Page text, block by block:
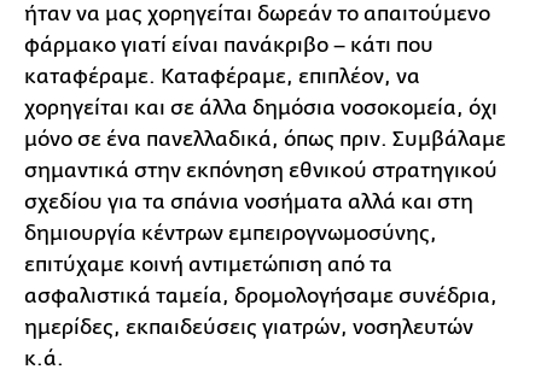
ήταν να μας χορηγείται δωρεάν το απαιτούμενο
φάρμακο γιατί είναι πανάκριβο – κάτι που
καταφέραμε. Καταφέραμε, επιπλέον, να
χορηγείται και σε άλλα δημόσια νοσοκομεία, όχι
μόνο σε ένα πανελλαδικά, όπως πριν. Συμβάλαμε
σημαντικά στην εκπόνηση εθνικού στρατηγικού
σχεδίου για τα σπάνια νοσήματα αλλά και στη
δημιουργία κέντρων εμπειρογνωμοσύνης,
επιτύχαμε κοινή αντιμετώπιση από τα
ασφαλιστικά ταμεία, δρομολογήσαμε συνέδρια,
ημερίδες, εκπαιδεύσεις γιατρών, νοσηλευτών
κ.ά.